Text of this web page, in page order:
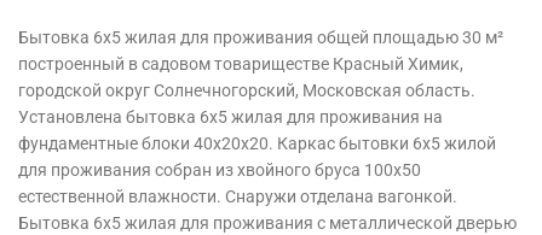
Бытовка 6х5 жилая для проживания общей площадью 30 м²
построенный в садовом товариществе Красный Химик,
городской округ Солнечногорский, Московская область.
Установлена бытовка 6х5 жилая для проживания на
фундаментные блоки 40х20х20. Каркас бытовки 6х5 жилой
для проживания собран из хвойного бруса 100х50
естественной влажности. Снаружи отделана вагонкой.
Бытовка 6х5 жилая для проживания с металлической дверью